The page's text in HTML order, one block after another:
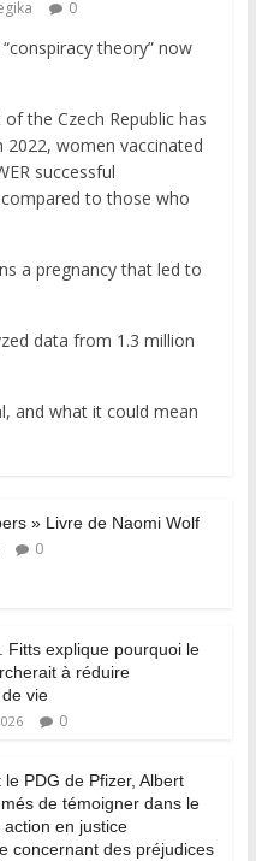
0
theory” now
the Czech Republic has
2022, women vaccinated
successful
to those who
a pregnancy that led to
data from 1.3 million
and what it could mean
» Livre de Naomi Wolf
0
Fitts explique pourquoi le
à réduire
de vie
0
le PDG de Pfizer, Albert
de témoigner dans le
action en justice
concernant des préjudices